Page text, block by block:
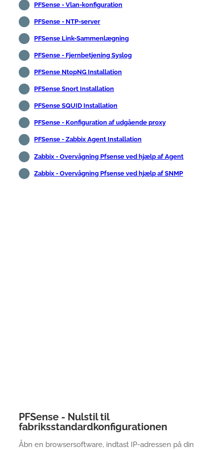
PFSense - Vlan-konfiguration
PFSense - NTP-server
PFSense Link-Sammenlægning
PFSense - Fjernbetjening Syslog
PFSense NtopNG Installation
PFSense Snort Installation
PFSense SQUID Installation
PFSense - Konfiguration af udgående proxy
PFSense - Zabbix Agent Installation
Zabbix - Overvågning Pfsense ved hjælp af Agent
Zabbix - Overvågning Pfsense ved hjælp af SNMP
PFSense - Nulstil til
fabriksstandardkonfigurationen
Åbn en browsersoftware, indtast IP-adressen på din